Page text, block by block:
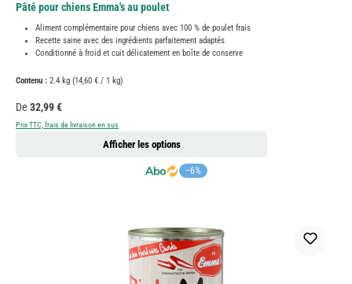
Pâté pour chiens Emma's au poulet
Aliment complémentaire pour chiens avec 100 % de poulet frais
Recette saine avec des ingrédients parfaitement adaptés
Conditionné à froid et cuit délicatement en boîte de conserve
Contenu : 2.4 kg (14,60 € / 1 kg)
Prix régulier :
De 32,99 €
Prix TTC, frais de livraison en sus
−6%
Afficher les options